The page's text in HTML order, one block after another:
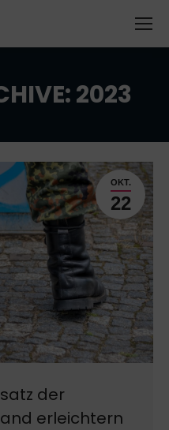
2023
OKT.
22
der
erleichtern